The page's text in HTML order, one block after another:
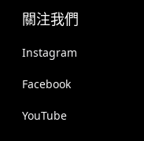
關注我們
Instagram
Facebook
YouTube